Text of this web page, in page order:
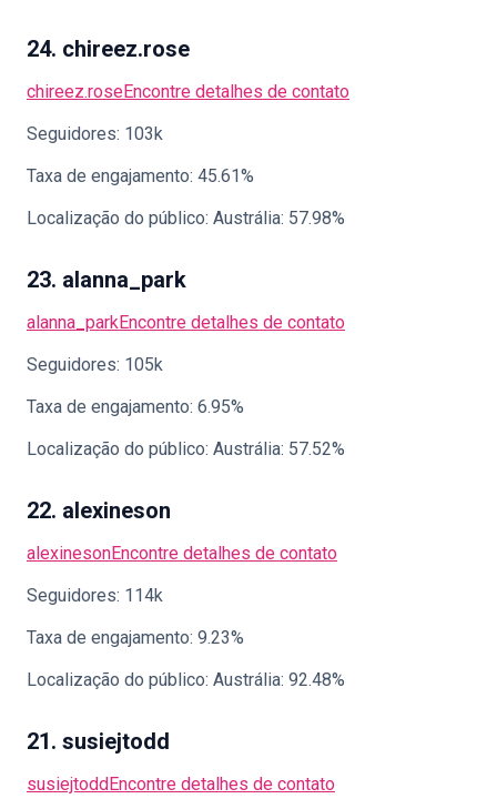
24. chireez.rose
chireez.roseEncontre detalhes de contato
Seguidores: 103k
Taxa de engajamento: 45.61%
Localização do público: Austrália: 57.98%
23. alanna_park
alanna_parkEncontre detalhes de contato
Seguidores: 105k
Taxa de engajamento: 6.95%
Localização do público: Austrália: 57.52%
22. alexineson
alexinesonEncontre detalhes de contato
Seguidores: 114k
Taxa de engajamento: 9.23%
Localização do público: Austrália: 92.48%
21. susiejtodd
susiejtoddEncontre detalhes de contato